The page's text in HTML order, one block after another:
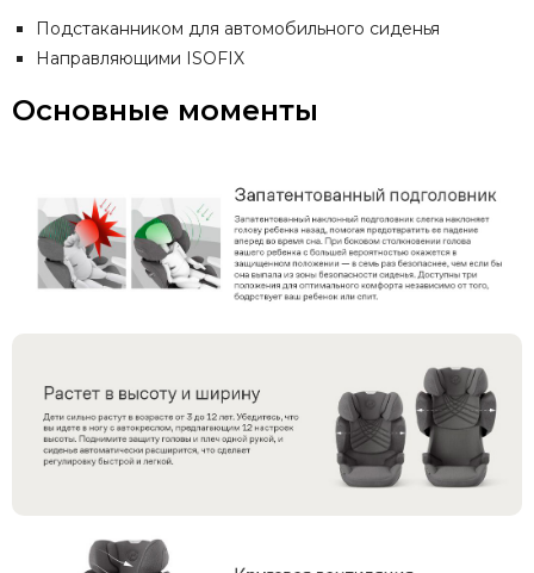
Подстаканником для автомобильного сиденья
Направляющими ISOFIX
Основные моменты